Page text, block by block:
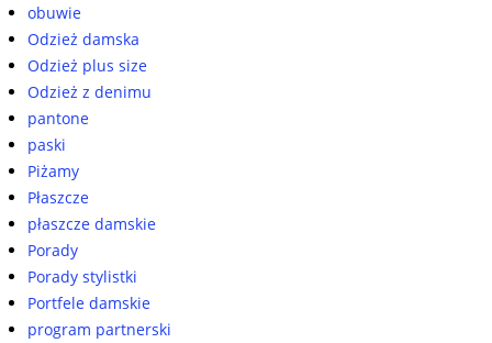
obuwie
Odzież damska
Odzież plus size
Odzież z denimu
pantone
paski
Piżamy
Płaszcze
płaszcze damskie
Porady
Porady stylistki
Portfele damskie
program partnerski